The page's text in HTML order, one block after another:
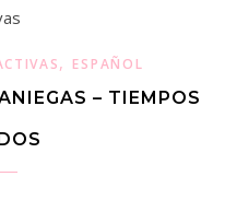
, ESPAÑOL
– TIEMPOS